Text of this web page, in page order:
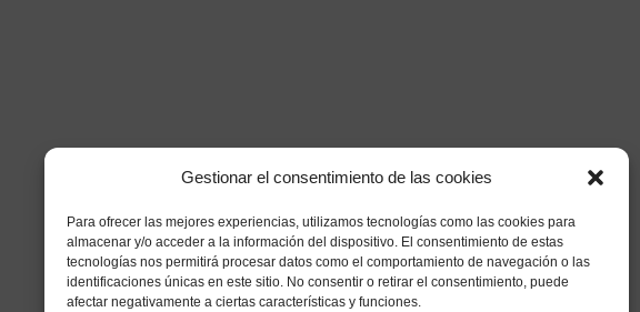
Gestionar el consentimiento de las cookies
Para ofrecer las mejores experiencias, utilizamos tecnologías como las cookies para
almacenar y/o acceder a la información del dispositivo. El consentimiento de estas
tecnologías nos permitirá procesar datos como el comportamiento de navegación o las
identificaciones únicas en este sitio. No consentir o retirar el consentimiento, puede
afectar negativamente a ciertas características y funciones.